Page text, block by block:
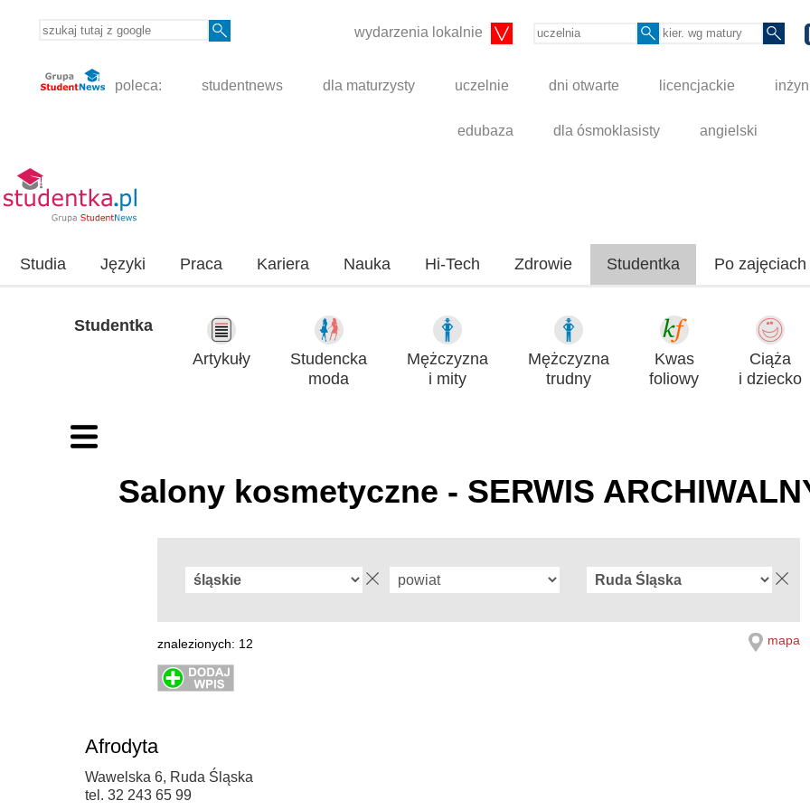
wydarzenia lokalnie
poleca: studentnews dla maturzysty uczelnie dni otwarte licencjackie
edubaza dla ósmoklasisty angielski
Studia Języki Praca Kariera Nauka Hi-Tech Zdrowie Studentka Po zajęciach
Studentka
Artykuły
Studencka
moda
Mężczyzna
i mity
Mężczyzna
trudny
Kwas
foliowy
Ciąża
i dziecko
Salony kosmetyczne - SERWIS
znalezionych: 12 mapa
Afrodyta
Wawelska 6, Ruda Śląska
tel. 32 243 65 99